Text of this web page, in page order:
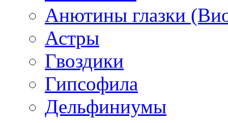
Анютины глазки
Астры
Гвоздики
Гипсофила
Дельфиниумы